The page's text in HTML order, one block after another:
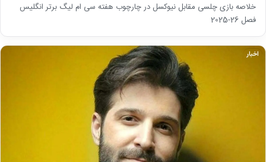
خلاصه بازی چلسی مقابل نیوکسل در چارچوب هفته سی ام لیگ برتر انگلیس
فصل 26-2025
اخبار